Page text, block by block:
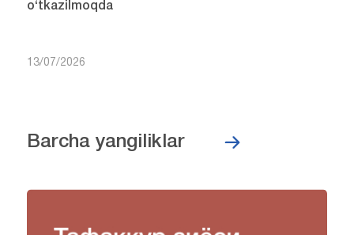
o‘tkazilmoqda
13/07/2026
Barcha yangiliklar